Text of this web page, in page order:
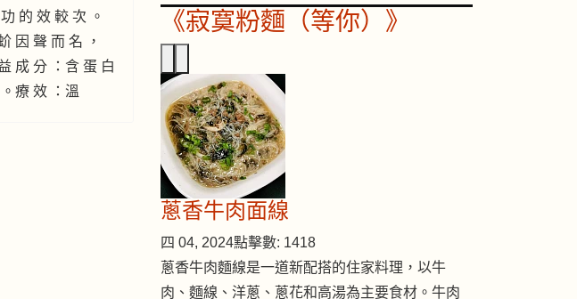
的 效 較 次 。
因 聲 而 名 ，
成 分 ：含 蛋 白
療 效 ：溫
《寂寞粉麵（等你）》
蔥香牛肉面線
四 04, 2024點擊數: 1418
蔥香牛肉麵線是一道新配搭的住家料理，以牛
肉、麵線、洋蔥、蔥花和高湯為主要食材。牛肉